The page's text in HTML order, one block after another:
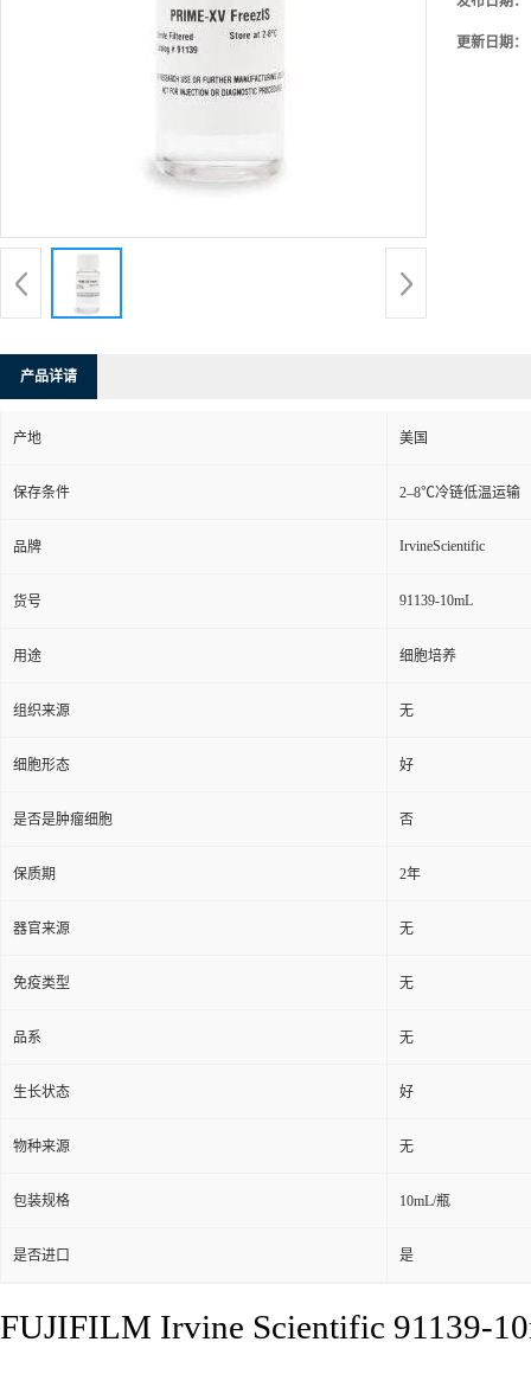
更新日期：
产品详请
产地 美国
保存条件 2–8℃冷链低温运输
品牌 IrvineScientific
货号 91139-10mL
用途 细胞培养
组织来源 无
细胞形态 好
是否是肿瘤细胞 否
保质期 2年
器官来源 无
免疫类型 无
品系 无
生长状态 好
物种来源 无
包装规格 10mL/瓶
是否进口 是
FUJIFILM Irvine Scientific 91139-